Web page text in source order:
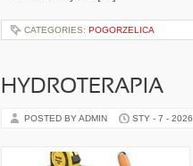
CATEGORIES: POGORZELICA
HYDROTERAPIA
POSTED BY ADMIN STY - 7 - 2026